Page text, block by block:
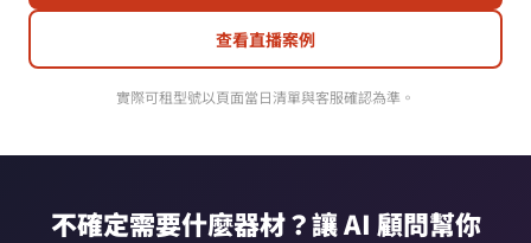
查看直播案例
實際可租型號以頁面當日清單與客服確認為準。
不確定需要什麼器材？讓 AI 顧問幫你